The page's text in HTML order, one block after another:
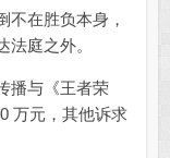
在胜负本身，
庭之外。
与《王者荣
万元，其他诉求